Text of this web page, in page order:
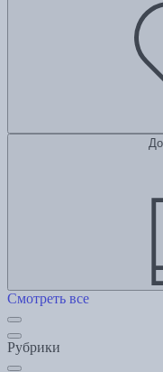
Смотреть все
Рубрики